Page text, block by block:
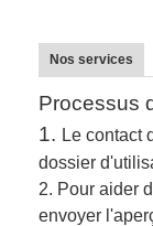
Nos services
Processus
1. Le contact
dossier
2. Pour aider
envoyer